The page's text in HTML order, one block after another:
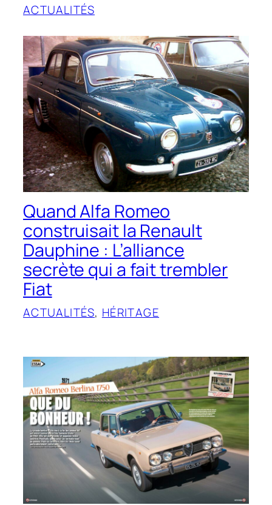
ACTUALITÉS
Quand Alfa Romeo
construisait la Renault
Dauphine : L’alliance
secrète qui a fait trembler
Fiat
ACTUALITÉS, HÉRITAGE